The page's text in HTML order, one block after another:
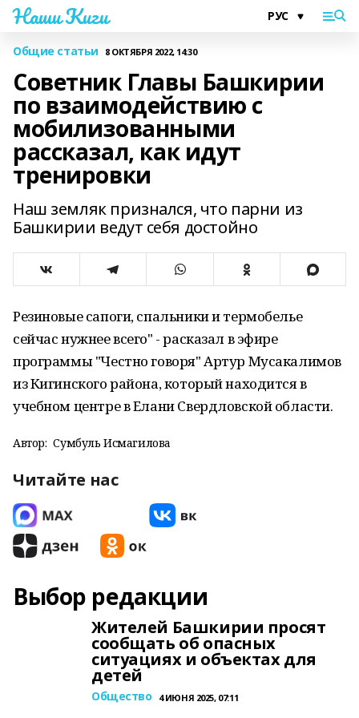
Наши Киги
Общие статьи 8 ОКТЯБРЯ 2022, 14:30
Советник Главы Башкирии
по взаимодействию с
мобилизованными
рассказал, как идут
тренировки
Наш земляк признался, что парни из
Башкирии ведут себя достойно
Резиновые сапоги, спальники и термобелье
сейчас нужнее всего" - расказал в эфире
программы "Честно говоря" Артур Мусакалимов
из Кигинского района, который находится в
учебном центре в Елани Свердловской области.
Автор: Сумбуль Исмагилова
Читайте нас
Выбор редакции
Жителей Башкирии просят
сообщать об опасных
ситуациях и объектах для
детей
Общество 4 ИЮНЯ 2025, 07:11